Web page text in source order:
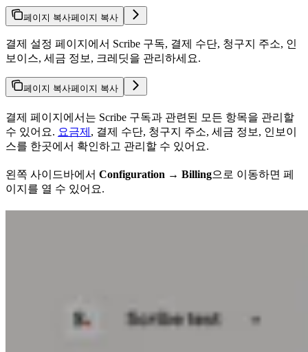
페이지 복사페이지 복사
결제 설정 페이지에서 Scribe 구독, 결제 수단, 청구지 주소, 인
보이스, 세금 정보, 크레딧을 관리하세요.
페이지 복사페이지 복사
결제 페이지에서는 Scribe 구독과 관련된 모든 항목을 관리할
수 있어요. 요금제 , 결제 수단, 청구지 주소, 세금 정보, 인보이
스를 한곳에서 확인하고 관리할 수 있어요.
왼쪽 사이드바에서 Configuration → Billing으로 이동하면 페
이지를 열 수 있어요.